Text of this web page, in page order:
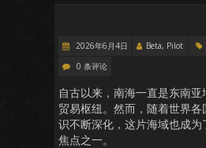
2026年6月4日 Beta, Pilot
0 条评论
自古以来，南海一直是东南
贸易枢纽。然而，随着世界各
识不断深化，这片海域也成为
焦点之一。